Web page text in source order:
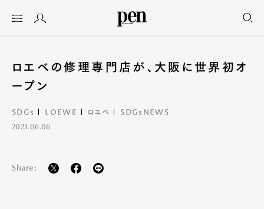
ロエベの修理専門店が、大阪に世界初オ
ープン
SDGs LOEWE ロエベ SDGsNEWS
2023.06.06
Share: